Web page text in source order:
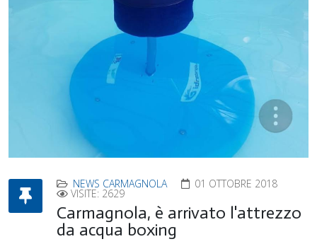
NEWS CARMAGNOLA 01 OTTOBRE 2018
VISITE: 2629
Carmagnola, è arrivato l'attrezzo
da acqua boxing